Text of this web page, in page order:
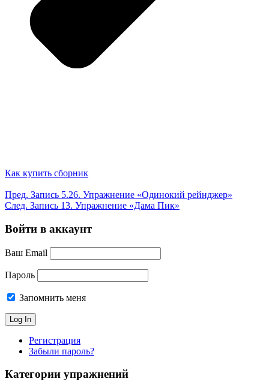
Как купить сборник
Пред. Запись 5.26. Упражнение «Одинокий рейнджер»
След. Запись 13. Упражнение «Дама Пик»
Войти в аккаунт
Ваш Email
Пароль
Запомнить меня
Регистрация
Забыли пароль?
Категории упражнений